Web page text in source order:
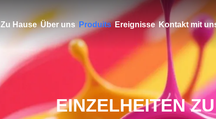
Zu Hause Über uns Produits Ereignisse Kontakt mit
EINZELHEITEN